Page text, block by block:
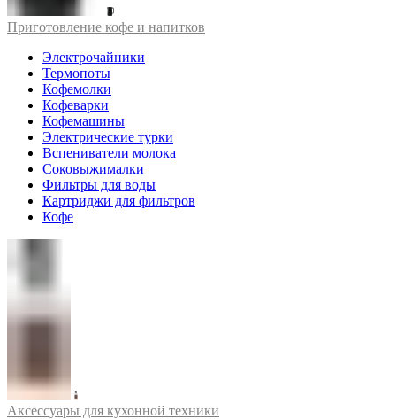
Приготовление кофе и напитков
Электрочайники
Термопоты
Кофемолки
Кофеварки
Кофемашины
Электрические турки
Вспениватели молока
Соковыжималки
Фильтры для воды
Картриджи для фильтров
Кофе
Аксессуары для кухонной техники